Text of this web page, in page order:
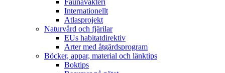
Internationellt
Atlasprojekt
Naturvård och fjärilar
EUs habitatdirektiv
Arter med åtgärdsprogram
Böcker, appar, material och länktips
Boktips